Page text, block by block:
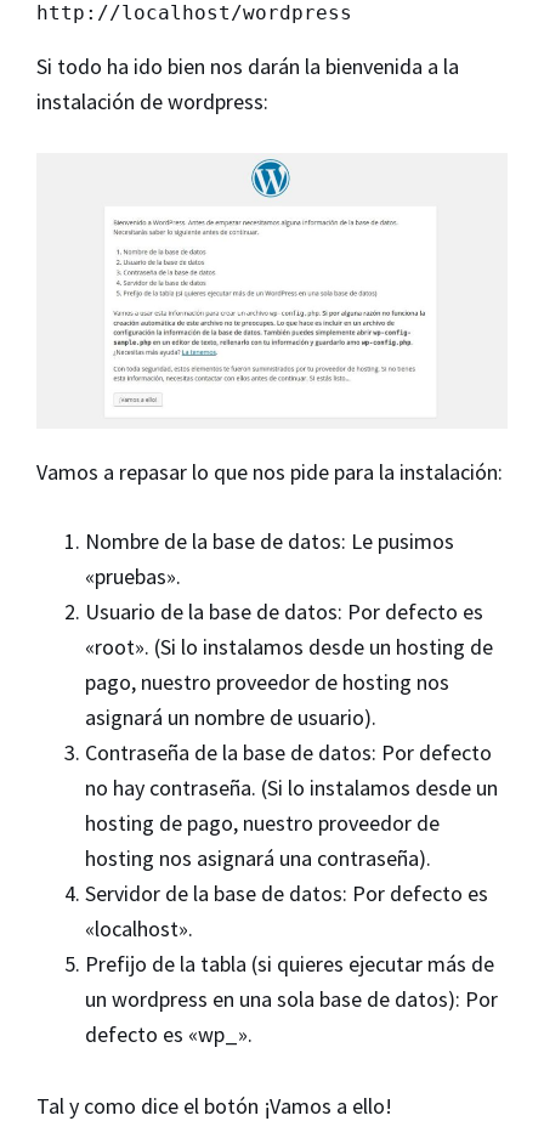
http://localhost/wordpress
Si todo ha ido bien nos darán la bienvenida a la
instalación de wordpress:
Vamos a repasar lo que nos pide para la instalación:
Nombre de la base de datos: Le pusimos
«pruebas».
Usuario de la base de datos: Por defecto es
«root». (Si lo instalamos desde un hosting de
pago, nuestro proveedor de hosting nos
asignará un nombre de usuario).
Contraseña de la base de datos: Por defecto
no hay contraseña. (Si lo instalamos desde un
hosting de pago, nuestro proveedor de
hosting nos asignará una contraseña).
Servidor de la base de datos: Por defecto es
«localhost».
Prefijo de la tabla (si quieres ejecutar más de
un wordpress en una sola base de datos): Por
defecto es «wp_».
Tal y como dice el botón ¡Vamos a ello!